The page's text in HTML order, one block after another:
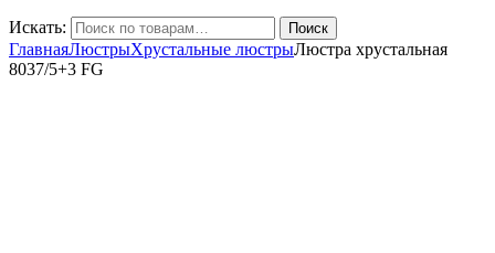
Искать: Поиск
ГлавнаяЛюстрыХрустальные люстрыЛюстра хрустальная
8037/5+3 FG